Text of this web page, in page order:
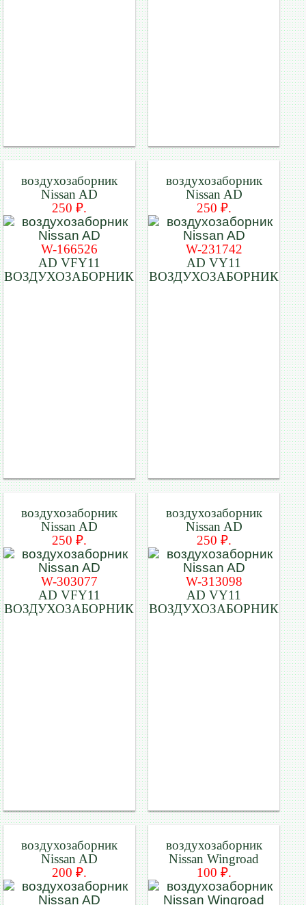
воздухозаборник
Nissan AD
250 ₽.
W-166526
AD VFY11
ВОЗДУХОЗАБОРНИК
воздухозаборник
Nissan AD
250 ₽.
W-231742
AD VY11
ВОЗДУХОЗАБОРНИК
воздухозаборник
Nissan AD
250 ₽.
W-303077
AD VFY11
ВОЗДУХОЗАБОРНИК
воздухозаборник
Nissan AD
250 ₽.
W-313098
AD VY11
ВОЗДУХОЗАБОРНИК
воздухозаборник
Nissan AD
200 ₽.
воздухозаборник
Nissan Wingroad
100 ₽.